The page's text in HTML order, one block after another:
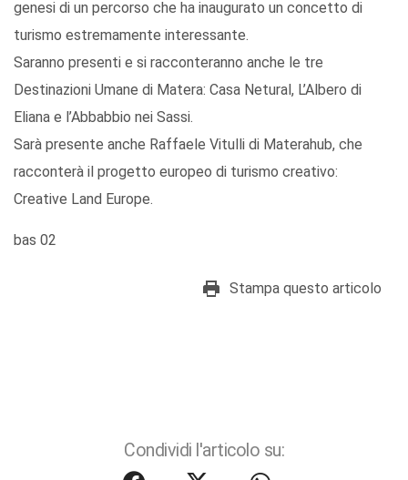
genesi di un percorso che ha inaugurato un concetto di
turismo estremamente interessante.
Saranno presenti e si racconteranno anche le tre
Destinazioni Umane di Matera: Casa Netural, L’Albero di
Eliana e l’Abbabbio nei Sassi.
Sarà presente anche Raffaele Vitulli di Materahub, che
racconterà il progetto europeo di turismo creativo:
Creative Land Europe.
bas 02
Stampa questo articolo
Condividi l'articolo su: